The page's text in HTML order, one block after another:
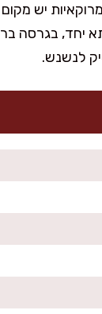
יש
יחד, בגרסה
לנשנש.